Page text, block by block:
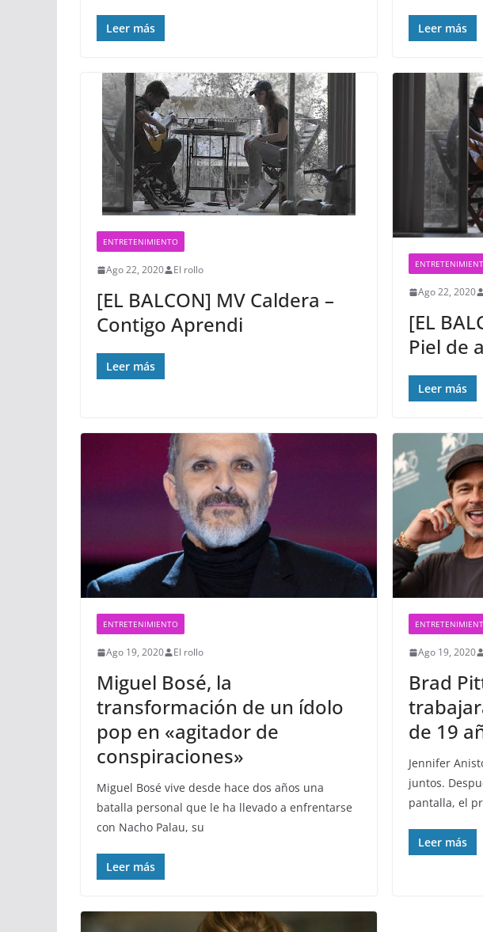
Leer más Leer más
ENTRETENIMIENTO
Ago 22, 2020 El rollo
[EL BALCON] MV Caldera –
Contigo Aprendi
Leer más
Ago 22, 2020
[EL
Piel de
Leer más
ENTRETENIMIENTO
Ago 19, 2020 El rollo
Miguel Bosé, la
transformación de un ídolo
pop en «agitador de
conspiraciones»
Miguel Bosé vive desde hace dos años una
batalla personal que le ha llevado a enfrentarse
con Nacho Palau, su
Leer más
Ago 19, 2020
Brad
de 19
Jennifer
juntos.
pantalla, el
Leer más